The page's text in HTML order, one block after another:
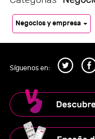
Negocios y empresa
Síguenos en: